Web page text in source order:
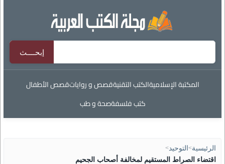
المكتبة الإسلاميةالكتب التقنيةقصص و رواياتقصص الأطفال
كتب فلسفةصحة و طب
الرئيسية> التوحيد>
اقتضاء الصراط المستقيم لمخالفة أصحاب الجحيم